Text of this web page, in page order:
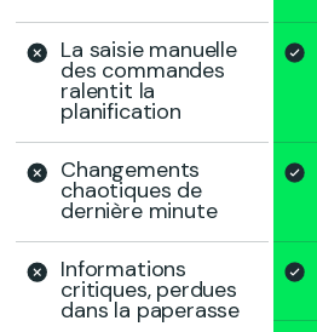
La saisie manuelle
des commandes
ralentit la
planification
Changements
chaotiques de
dernière minute
Informations
critiques, perdues
dans la paperasse